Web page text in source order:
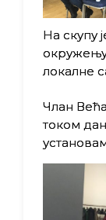
На скупу
локалне
Члан
током